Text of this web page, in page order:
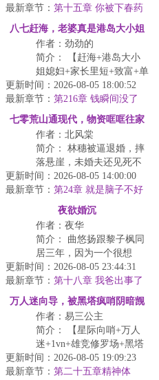
势、蛇蝎心肠，所作所为
包括...
最新章节： 第十五章 你被下春药
了？
八七赶海，老婆真是港岛大小姐
作者：劲劲的
简介： 【赶海+港岛大小
姐媳妇+家长里短+致富+单
女主】\n重生回到87年，
陈江河再次面对爹...
更新时间：2026-08-05 18:00:52
最新章节： 第216章 钱瞬间没了
七零荒山通现代，物资哐哐往家
搬
作者：北风棠
简介： 林穗被逼退婚，摔
落悬崖，未婚夫还见死不
救！林穗意外穿越到了
2026年，香喷喷的白面
更新时间：2026-08-05 14:00:00
最新章节： 第24章 就是脑子不好
夜欲婚沉
作者：夜华
简介： 曲悠扬跟黎子枫同
居三年，因为一个很想
嫁，一个坚持不婚而分
开，他们原以为彼此就是
这种身...
更新时间：2026-08-05 23:44:31
最新章节： 第十八章 我爸出事了
万人迷向导，被黑塔疯哨阴暗觊
觎
作者：易三公主
简介： 【星际向哨+万人
迷+1vn+雄竞修罗场+黑塔
疯狗+火葬场文学】沈嫦从
末世初期穿越到星...
更新时间：2026-08-05 19:09:23
最新章节： 第二十五章精神体